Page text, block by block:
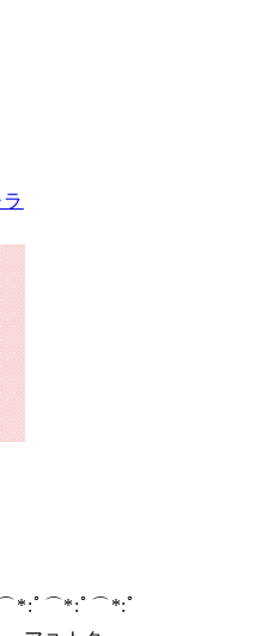
ﾟ⌒*:ﾟ⌒*:ﾟ